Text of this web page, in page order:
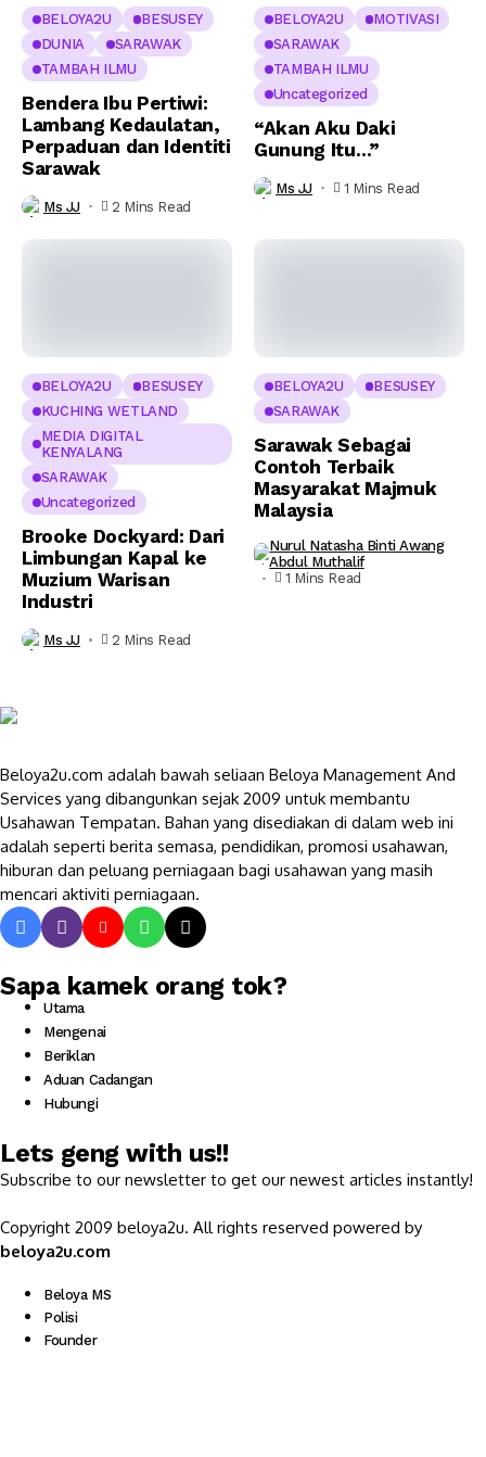
BELOYA2U
BESUSEY
DUNIA
SARAWAK
TAMBAH ILMU
Bendera Ibu Pertiwi:
Lambang Kedaulatan,
Perpaduan dan Identiti
Sarawak
Ms JJ 2 Mins Read
BELOYA2U
MOTIVASI
SARAWAK
TAMBAH ILMU
Uncategorized
“Akan Aku Daki
Gunung Itu…”
Ms JJ 1 Mins Read
BELOYA2U
BESUSEY
KUCHING WETLAND
MEDIA DIGITAL
KENYALANG
SARAWAK
Uncategorized
Brooke Dockyard: Dari
Limbungan Kapal ke
Muzium Warisan
Industri
Ms JJ 2 Mins Read
BELOYA2U
BESUSEY
SARAWAK
Sarawak Sebagai
Contoh Terbaik
Masyarakat Majmuk
Malaysia
Nurul Natasha Binti Awang
Abdul Muthalif
1 Mins Read
Beloya2u.com adalah bawah seliaan Beloya Management And
Services yang dibangunkan sejak 2009 untuk membantu
Usahawan Tempatan. Bahan yang disediakan di dalam web ini
adalah seperti berita semasa, pendidikan, promosi usahawan,
hiburan dan peluang perniagaan bagi usahawan yang masih
mencari aktiviti perniagaan.
Sapa kamek orang tok?
Utama
Mengenai
Beriklan
Aduan Cadangan
Hubungi
Lets geng with us!!
Subscribe to our newsletter to get our newest articles instantly!
Copyright 2009 beloya2u. All rights reserved powered by
beloya2u.com
Beloya MS
Polisi
Founder